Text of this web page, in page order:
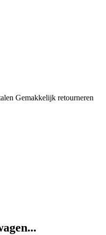
Gemakkelijk retourneren